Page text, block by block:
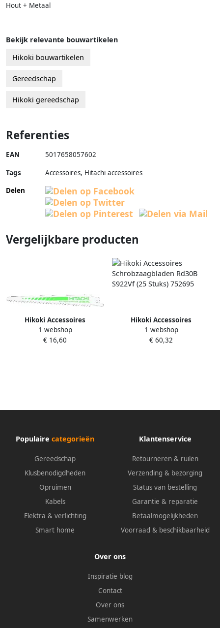
Hout + Metaal
Bekijk relevante bouwartikelen
Hikoki bouwartikelen
Gereedschap
Hikoki gereedschap
Referenties
EAN 5017658057602
Tags
Accessoires, Hitachi accessoires
Delen
Vergelijkbare producten
Hikoki Accessoires
Schrobzaagbladen Rd31B
S611Df (5 Stuks) 752025
1 webshop
€ 16,60
Hikoki Accessoires
Schrobzaagbladen Rd30B
S922Vf (25 Stuks) 752695
1 webshop
€ 60,32
Populaire categorieën
Gereedschap
Klusbenodigdheden
Opruimen
Kabels
Elektra & verlichting
Smart home
Klantenservice
Retourneren & ruilen
Verzending & bezorging
Status van bestelling
Garantie & reparatie
Betaalmogelijkheden
Voorraad & beschikbaarheid
Over ons
Inspiratie blog
Contact
Over ons
Samenwerken